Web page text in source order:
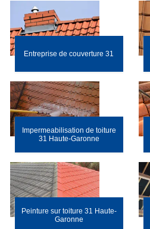
Entreprise de couverture 31
Impermeabilisation de toiture
31 Haute-Garonne
Peinture sur toiture 31 Haute-
Garonne